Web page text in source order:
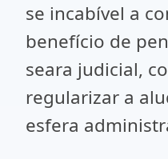
se incabível a
benefício de
seara judicial,
regularizar a
esfera